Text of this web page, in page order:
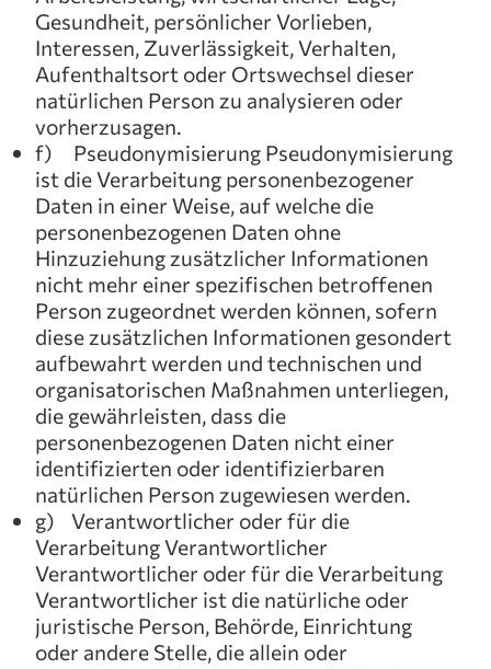
Gesundheit, persönlicher Vorlieben,
Interessen, Zuverlässigkeit, Verhalten,
Aufenthaltsort oder Ortswechsel dieser
natürlichen Person zu analysieren oder
vorherzusagen.
f) Pseudonymisierung Pseudonymisierung
ist die Verarbeitung personenbezogener
Daten in einer Weise, auf welche die
personenbezogenen Daten ohne
Hinzuziehung zusätzlicher Informationen
nicht mehr einer spezifischen betroffenen
Person zugeordnet werden können, sofern
diese zusätzlichen Informationen gesondert
aufbewahrt werden und technischen und
organisatorischen Maßnahmen unterliegen,
die gewährleisten, dass die
personenbezogenen Daten nicht einer
identifizierten oder identifizierbaren
natürlichen Person zugewiesen werden.
g) Verantwortlicher oder für die
Verarbeitung Verantwortlicher
Verantwortlicher oder für die Verarbeitung
Verantwortlicher ist die natürliche oder
juristische Person, Behörde, Einrichtung
oder andere Stelle, die allein oder